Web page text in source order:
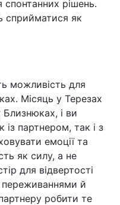
спонтанних рішень.
сприйматися як
можливість для
Місяць у Терезах
Близнюках, і ви
із партнером, так і з
емоції та
як силу, а не
для відвертості
переживаннями й
робити те